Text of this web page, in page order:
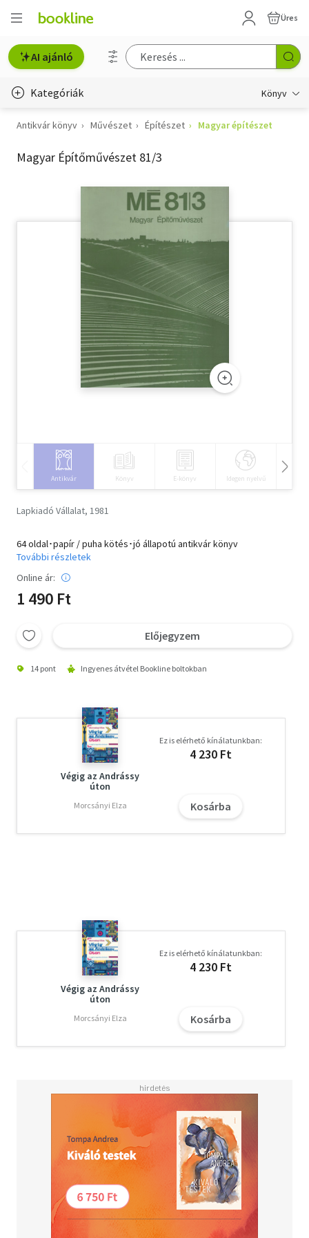
Üres
AI ajánló
Kategóriák Könyv
Életmód, egészség
Erotika
Gyermek- és ifjúsági
Szótár, nyelvkönyv
Tankönyv, segédkönyv
Társadalomtudomány
Történelem
Antikvár könyv Művészet Építészet Magyar építészet
Magyar Építőművészet 81/3
Antikvár Könyv E-könyv Idegen nyelvű
Lapkiadó Vállalat, 1981
64 oldal･papír / puha kötés･jó állapotú antikvár könyv
További részletek
Online ár:
1 490 Ft
Előjegyzem
14 pont Ingyenes átvétel Bookline boltokban
Végig az Andrássy
úton
Morcsányi Elza
Ez is elérhető kínálatunkban:
4 230 Ft
Kosárba
Végig az Andrássy
úton
Morcsányi Elza
Ez is elérhető kínálatunkban:
4 230 Ft
Kosárba